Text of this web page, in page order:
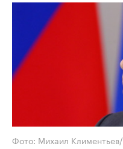
Фото: Михаил